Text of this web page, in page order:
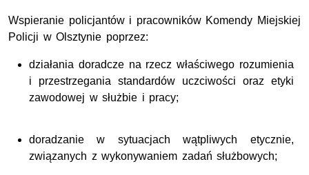
Wspieranie policjantów i pracowników Komendy Miejskiej
Policji w Olsztynie poprzez:
działania doradcze na rzecz właściwego rozumienia
i przestrzegania standardów uczciwości oraz etyki
zawodowej w służbie i pracy;
doradzanie w sytuacjach wątpliwych etycznie,
związanych z wykonywaniem zadań służbowych;